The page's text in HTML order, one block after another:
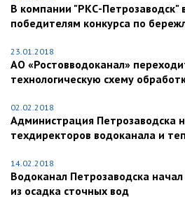
В компании "РКС-Петрозаводск"
победителям конкурса по
23.01.2018
АО «Ростовводоканал»
технологическую схему
02.02.2018
Администрация Петрозаводска
техдиректоров водоканала и
14.02.2018
Водоканал Петрозаводска
из осадка сточных вод